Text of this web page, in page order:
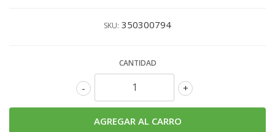
SKU: 350300794
CANTIDAD
+
-